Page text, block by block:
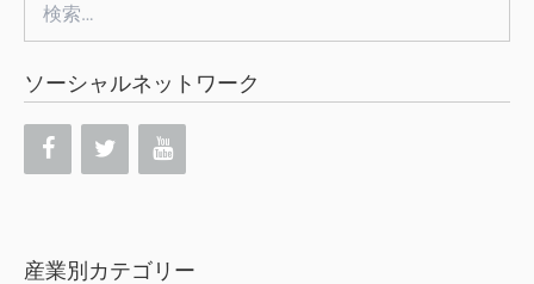
ソーシャルネットワーク
産業別カテゴリー